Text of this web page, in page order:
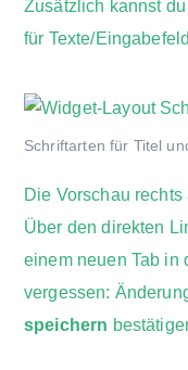
Zusätzlich kannst
für Texte/
Schriftarten für Titel
Die Vorschau
Über den direkten
einem neuen Tab in
vergessen:
speichern